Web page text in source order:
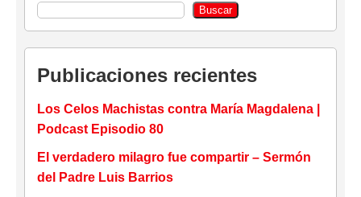
Buscar
Publicaciones recientes
Los Celos Machistas contra María Magdalena |
Podcast Episodio 80
El verdadero milagro fue compartir – Sermón
del Padre Luis Barrios